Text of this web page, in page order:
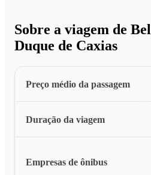
Sobre a viagem de
Duque de Caxias
Preço médio da passagem
Duração da viagem
Empresas de ônibus